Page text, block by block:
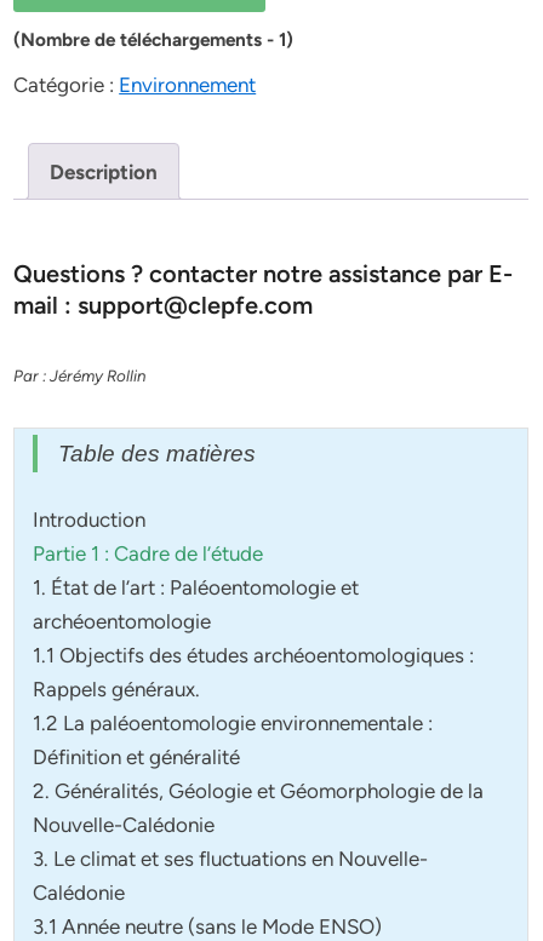
(Nombre de téléchargements - 1)
Catégorie : Environnement
Description
Questions ? contacter notre assistance par E-
mail : support@clepfe.com
Par : Jérémy Rollin
Table des matières
Introduction
Partie 1 : Cadre de l’étude
1. État de l’art : Paléoentomologie et
archéoentomologie
1.1 Objectifs des études archéoentomologiques :
Rappels généraux.
1.2 La paléoentomologie environnementale :
Définition et généralité
2. Généralités, Géologie et Géomorphologie de la
Nouvelle-Calédonie
3. Le climat et ses fluctuations en Nouvelle-
Calédonie
3.1 Année neutre (sans le Mode ENSO)